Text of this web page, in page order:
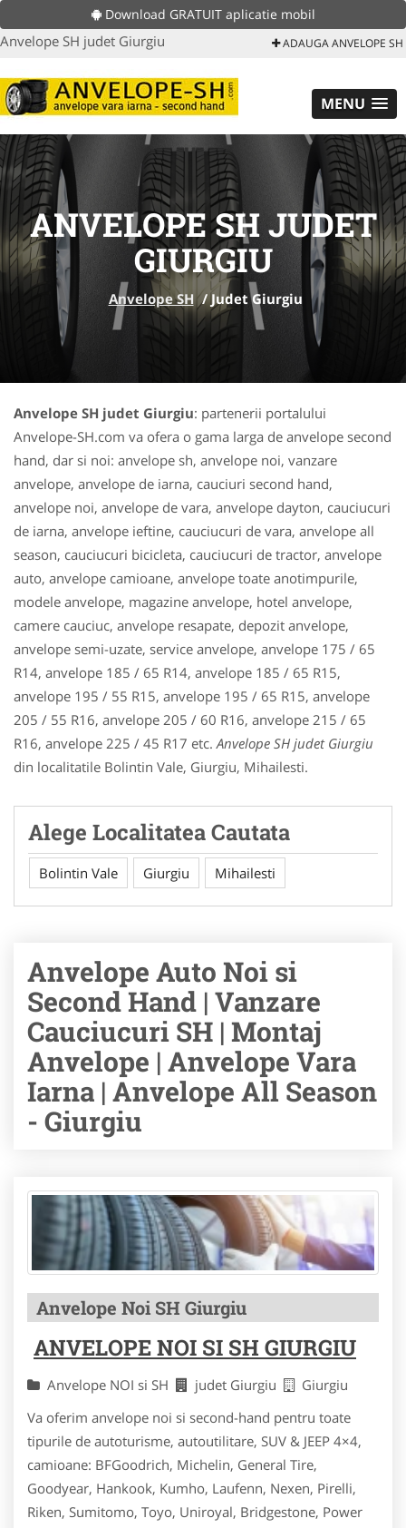
Download GRATUIT aplicatie mobil
Anvelope SH judet Giurgiu ADAUGA ANVELOPE SH
MENU
ANVELOPE SH JUDET
GIURGIU
Anvelope SH /Judet Giurgiu
Anvelope SH judet Giurgiu: partenerii portalului
Anvelope-SH.com va ofera o gama larga de anvelope second
hand, dar si noi: anvelope sh, anvelope noi, vanzare
anvelope, anvelope de iarna, cauciuri second hand,
anvelope noi, anvelope de vara, anvelope dayton, cauciucuri
de iarna, anvelope ieftine, cauciucuri de vara, anvelope all
season, cauciucuri bicicleta, cauciucuri de tractor, anvelope
auto, anvelope camioane, anvelope toate anotimpurile,
modele anvelope, magazine anvelope, hotel anvelope,
camere cauciuc, anvelope resapate, depozit anvelope,
anvelope semi-uzate, service anvelope, anvelope 175 / 65
R14, anvelope 185 / 65 R14, anvelope 185 / 65 R15,
anvelope 195 / 55 R15, anvelope 195 / 65 R15, anvelope
205 / 55 R16, anvelope 205 / 60 R16, anvelope 215 / 65
R16, anvelope 225 / 45 R17 etc.Anvelope SH judet Giurgiu
din localitatile Bolintin Vale, Giurgiu, Mihailesti.
Alege Localitatea Cautata
Bolintin Vale Giurgiu Mihailesti
Anvelope Auto Noi si
Second Hand | Vanzare
Cauciucuri SH | Montaj
Anvelope | Anvelope Vara
Iarna | Anvelope All Season
- Giurgiu
Anvelope Noi SH Giurgiu
ANVELOPE NOI SI SH GIURGIU
Anvelope NOI si SH judet Giurgiu
Giurgiu
Va oferim anvelope noi si second-hand pentru toate
tipurile de autoturisme, autoutilitare, SUV & JEEP 4×4,
camioane: BFGoodrich, Michelin, General Tire,
Goodyear, Hankook, Kumho, Laufenn, Nexen, Pirelli,
Riken, Sumitomo, Toyo, Uniroyal, Bridgestone, Power